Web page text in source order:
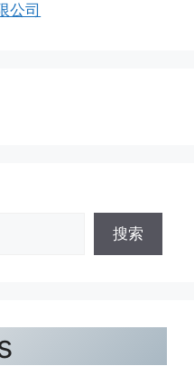
公司
搜索